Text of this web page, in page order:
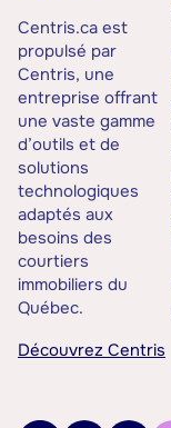
Centris.ca est
propulsé par
Centris, une
entreprise offrant
une vaste gamme
d’outils et de
solutions
technologiques
adaptés aux
besoins des
courtiers
immobiliers du
Québec.
Découvrez Centris